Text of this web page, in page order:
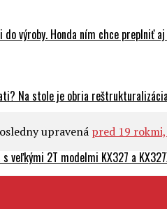
výroby. Honda ním chce preplniť
Na stole je obria
s veľkými 2T modelmi KX327 a
upravená pred 19